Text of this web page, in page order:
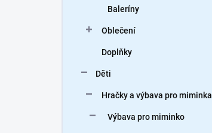
Baleríny
Oblečení
Doplňky
Děti
Hračky a výbava pro miminka
Výbava pro miminko